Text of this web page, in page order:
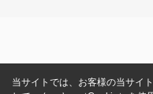
当サイトでは、お客様の当サイ